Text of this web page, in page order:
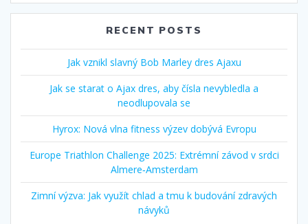
RECENT POSTS
Jak vznikl slavný Bob Marley dres Ajaxu
Jak se starat o Ajax dres, aby čísla nevybledla a
neodlupovala se
Hyrox: Nová vlna fitness výzev dobývá Evropu
Europe Triathlon Challenge 2025: Extrémní závod v srdci
Almere‑Amsterdam
Zimní výzva: Jak využít chlad a tmu k budování zdravých
návyků